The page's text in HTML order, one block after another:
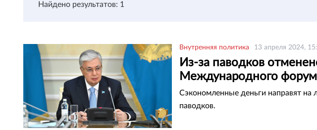
Найдено результатов: 1
Внутренняя политика 13 апреля 2024,
Из-за паводков
Международного
Сэкономленные деньги направят на
паводков.